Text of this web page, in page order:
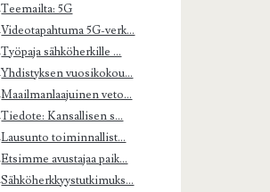
Teemailta: 5G
Videotapahtuma 5G-verk...
Työpaja sähköherkille ...
Yhdistyksen vuosikokou...
Maailmanlaajuinen veto...
Tiedote: Kansallisen s...
Lausunto toiminnallist...
Etsimme avustajaa paik...
Sähköherkkyystutkimuks...